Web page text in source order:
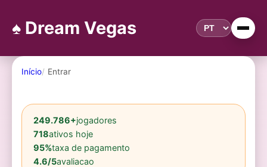
♠️ Dream Vegas
Início Entrar
249.786+jogadores
718ativos hoje
95%taxa de pagamento
4.6/5avaliacao